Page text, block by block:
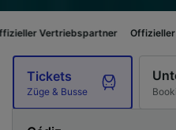
Offizieller
Tickets
Züge & Busse